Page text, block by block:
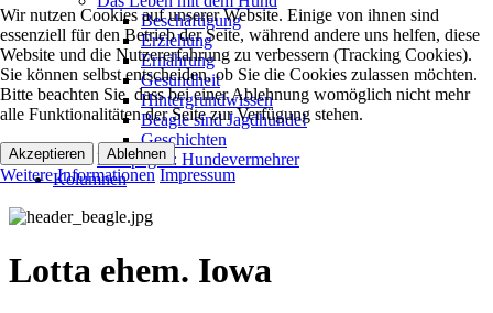
Beschäftigung
Erziehung
Ernährung
Gesundheit
Hintergrundwissen
Beagle sind Jagdhunde!
Geschichten
Kampagne: Hundevermehrer
Kolumnen
Lotta ehem. Iowa
Wir nutzen Cookies auf unserer Website. Einige von ihnen sind
essenziell für den Betrieb der Seite, während andere uns helfen, diese
Website und die Nutzererfahrung zu verbessern (Tracking Cookies).
Sie können selbst entscheiden, ob Sie die Cookies zulassen möchten.
Bitte beachten Sie, dass bei einer Ablehnung womöglich nicht mehr
alle Funktionalitäten der Seite zur Verfügung stehen.
Akzeptieren Ablehnen
Weitere Informationen Impressum